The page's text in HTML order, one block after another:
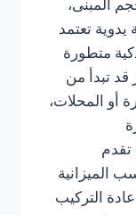
المبنى،
تعتمد
متطورة
قد تبدأ من
أو المحلات،
الميزانية
التركيب